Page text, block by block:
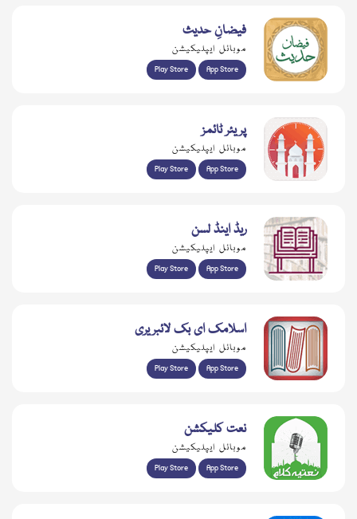
فیضانِ حدیث
موبائل ایپلیکیشن
Play Store App Store
پریئر ٹائمز
موبائل ایپلیکیشن
Play Store App Store
ریڈ اینڈ لسن
موبائل ایپلیکیشن
Play Store App Store
اسلامک ای بک لائبریری
موبائل ایپلیکیشن
Play Store App Store
نعت کلیکشن
موبائل ایپلیکیشن
Play Store App Store